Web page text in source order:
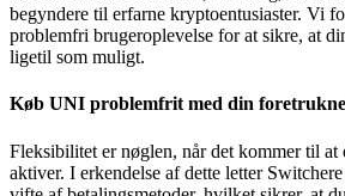
begyndere til erfarne kryptoentusiaster. Vi
problemfri brugeroplevelse for at sikre, at
ligetil som muligt.
Køb UNI problemfrit med din foretrukne
Fleksibilitet er nøglen, når det kommer til at
aktiver. I erkendelse af dette letter